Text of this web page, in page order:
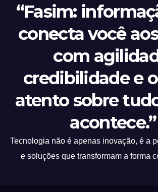
“Fasim:
conecta você
com
credibilidade e
atento sobre
acontece.”
Tecnologia não é apenas inovação, é a
e soluções que transformam a forma